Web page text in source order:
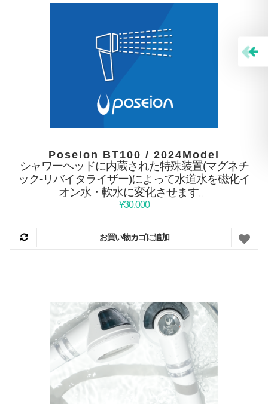
Poseion BT100 / 2024Model
シャワーヘッドに内蔵された特殊装置(マグネチ
ック‐リバイタライザー)によって水道水を磁化イ
オン水・軟水に変化させます。
¥30,000
お買い物カゴに追加